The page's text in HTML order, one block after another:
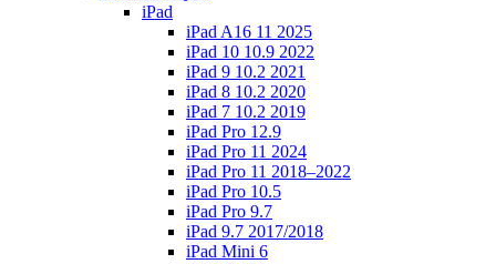
iPad
iPad A16 11 2025
iPad 10 10.9 2022
iPad 9 10.2 2021
iPad 8 10.2 2020
iPad 7 10.2 2019
iPad Pro 12.9
iPad Pro 11 2024
iPad Pro 11 2018–2022
iPad Pro 10.5
iPad Pro 9.7
iPad 9.7 2017/2018
iPad Mini 6